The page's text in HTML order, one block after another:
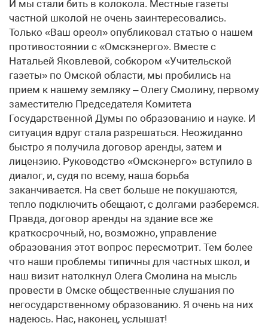
И мы стали бить в колокола. Местные газеты
частной школой не очень заинтересовались.
Только «Ваш ореол» опубликовал статью о нашем
противостоянии с «Омскэнерго». Вместе с
Натальей Яковлевой, собкором «Учительской
газеты» по Омской области, мы пробились на
прием к нашему земляку – Олегу Смолину, первому
заместителю Председателя Комитета
Государственной Думы по образованию и науке. И
ситуация вдруг стала разрешаться. Неожиданно
быстро я получила договор аренды, затем и
лицензию. Руководство «Омскэнерго» вступило в
диалог, и, судя по всему, наша борьба
заканчивается. На свет больше не покушаются,
тепло подключить обещают, с долгами разберемся.
Правда, договор аренды на здание все же
краткосрочный, но, возможно, управление
образования этот вопрос пересмотрит. Тем более
что наши проблемы типичны для частных школ, и
наш визит натолкнул Олега Смолина на мысль
провести в Омске общественные слушания по
негосударственному образованию. Я очень на них
надеюсь. Нас, наконец, услышат!